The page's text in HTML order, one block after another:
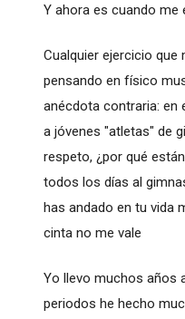
Y ahora es cuando me
Cualquier ejercicio
pensando en físico
anécdota contraria: en
a jóvenes "atletas" de
respeto, ¿por qué
todos los días al
has andado en tu vida
cinta no me vale
Yo llevo muchos años
periodos he hecho